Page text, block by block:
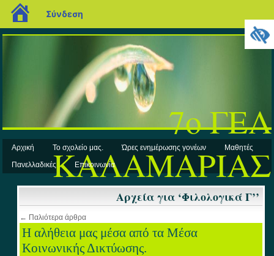
7ο ΓΕΛ
ΚΑΛΑΜΑΡΙΑΣ
Αρχική Το σχολείο μας. Ώρες ενημέρωσης γονέων
Μαθητές
Πανελλαδικές
Επικοινωνία
Αρχεία για ‘Φιλολογικά Γ’’
← Παλιότερα άρθρα
Η αλήθεια μας μέσα από τα Μέσα
Κοινωνικής Δικτύωσης.
blogs.sch.gr
Σύνδεση